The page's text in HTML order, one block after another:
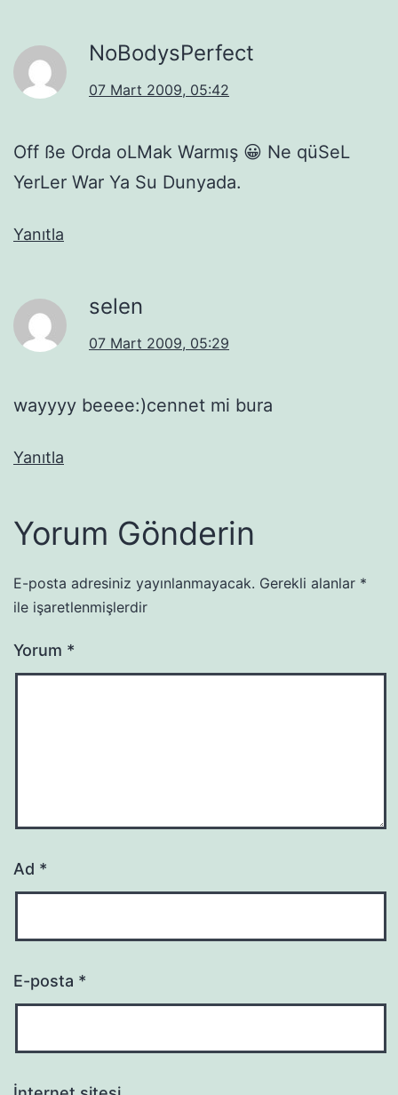
NoBodysPerfect
07 Mart 2009, 05:42
Off ße Orda oLMak Warmış 😀 Ne qüSeL
YerLer War Ya Su Dunyada.
Yanıtla
selen
07 Mart 2009, 05:29
wayyyy beeee:)cennet mi bura
Yanıtla
Yorum Gönderin
E-posta adresiniz yayınlanmayacak. Gerekli alanlar *
ile işaretlenmişlerdir
Yorum *
Ad *
E-posta *